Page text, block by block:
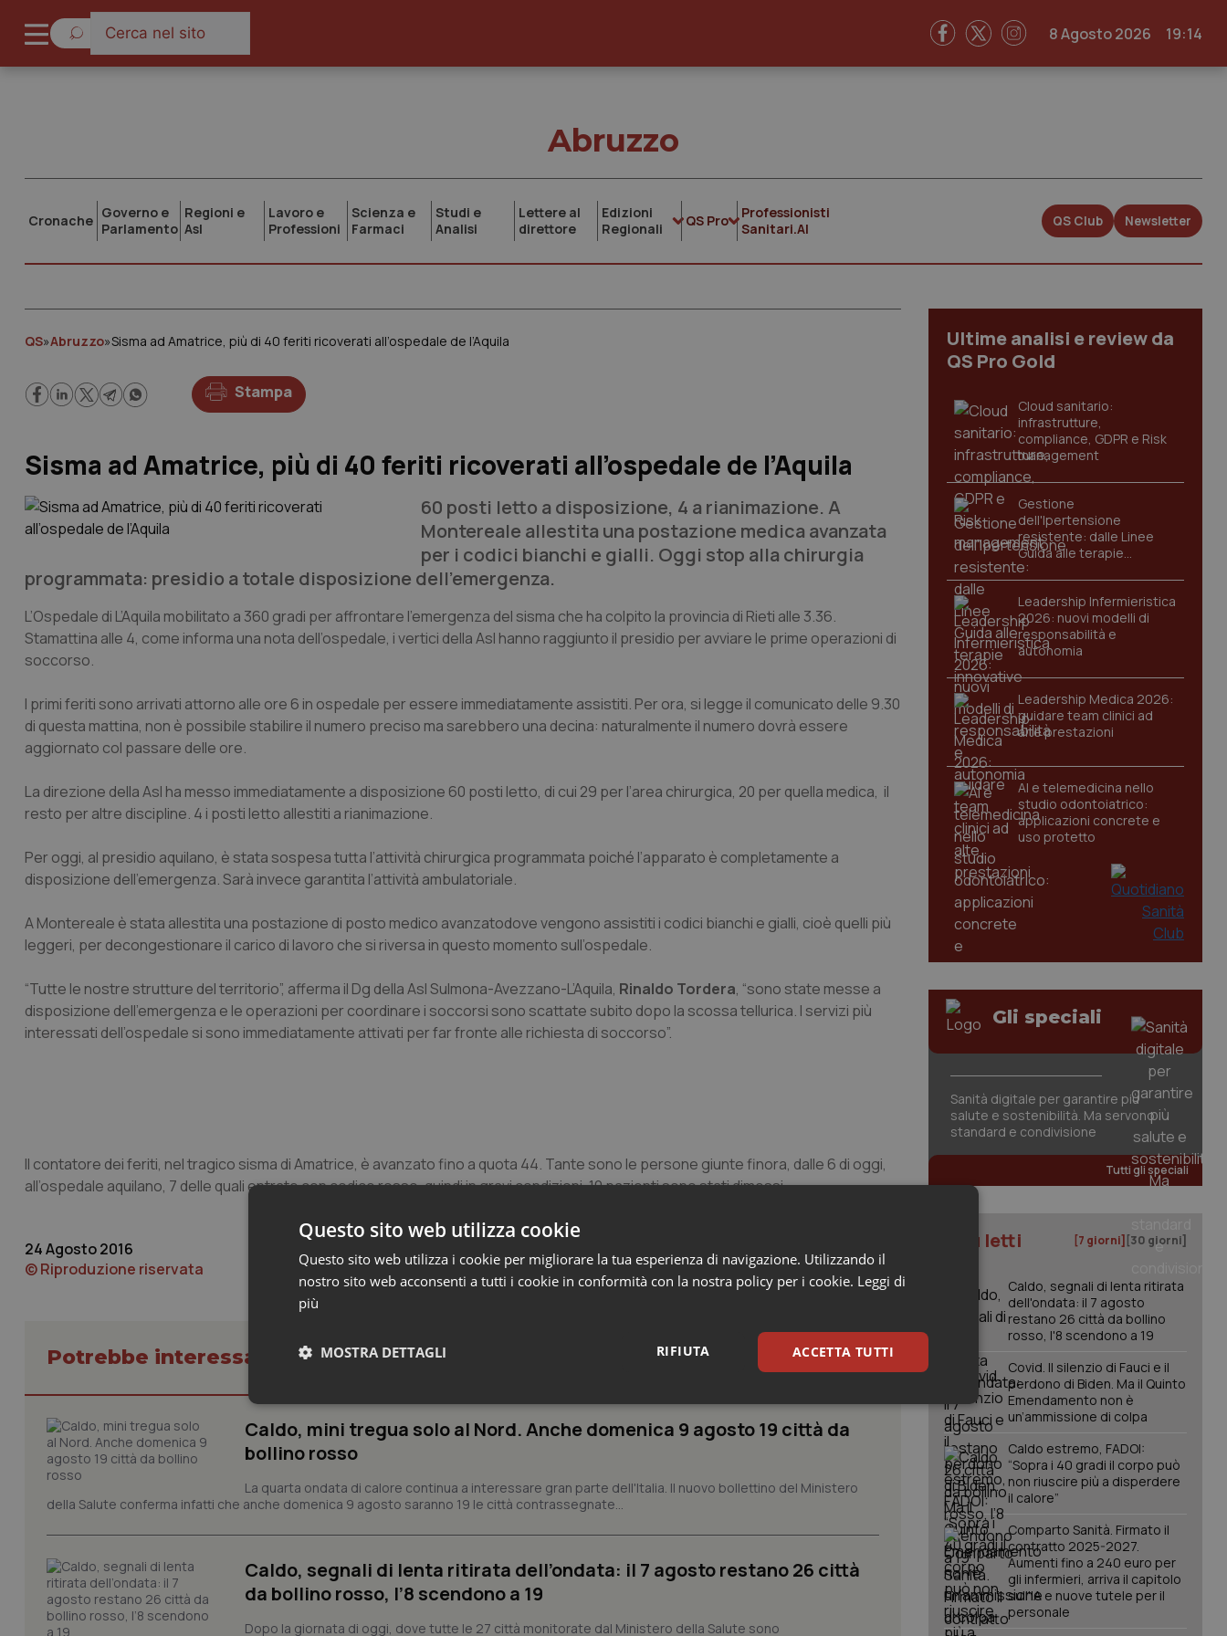
8 Agosto 2026 19:14
Abruzzo
Cronache Governo e
Parlamento
Regioni e
Asl
Lavoro e
Professioni
Scienza e
Farmaci
Studi e
Analisi
Lettere al
direttore
Edizioni
Regionali
QS Pro
Professionisti
Sanitari.AI
QS Club Newsletter
QS»Abruzzo»Sisma ad Amatrice, più di 40 feriti ricoverati all’ospedale de l’Aquila
Stampa
Sisma ad Amatrice, più di 40 feriti ricoverati all’ospedale de l’Aquila
60 posti letto a disposizione, 4 a rianimazione. A
Montereale allestita una postazione medica avanzata
per i codici bianchi e gialli. Oggi stop alla chirurgia
programmata: presidio a totale disposizione dell’emergenza.
L’Ospedale di L’Aquila mobilitato a 360 gradi per affrontare l’emergenza del sisma che ha colpito la provincia di Rieti alle 3.36.
Stamattina alle 4, come informa una nota dell’ospedale, i vertici della Asl hanno raggiunto il presidio per avviare le prime operazioni di
soccorso.
I primi feriti sono arrivati attorno alle ore 6 in ospedale per essere immediatamente assistiti. Per ora, si legge il comunicato delle 9.30
di questa mattina, non è possibile stabilire il numero preciso ma sarebbero una decina: naturalmente il numero dovrà essere
aggiornato col passare delle ore.
La direzione della Asl ha messo immediatamente a disposizione 60 posti letto, di cui 29 per l’area chirurgica, 20 per quella medica, il
resto per altre discipline. 4 i posti letto allestiti a rianimazione.
Per oggi, al presidio aquilano, è stata sospesa tutta l’attività chirurgica programmata poiché l’apparato è completamente a
disposizione dell’emergenza. Sarà invece garantita l’attività ambulatoriale.
A Montereale è stata allestita una postazione di posto medico avanzatodove vengono assistiti i codici bianchi e gialli, cioè quelli più
leggeri, per decongestionare il carico di lavoro che si riversa in questo momento sull’ospedale.
“Tutte le nostre strutture del territorio”, afferma il Dg della Asl Sulmona-Avezzano-L’Aquila, Rinaldo Tordera, “sono state messe a
disposizione dell’emergenza e le operazioni per coordinare i soccorsi sono scattate subito dopo la scossa tellurica. I servizi più
interessati dell’ospedale si sono immediatamente attivati per far fronte alle richiesta di soccorso”.
Il contatore dei feriti, nel tragico sisma di Amatrice, è avanzato fino a quota 44. Tante sono le persone giunte finora, dalle 6 di oggi,
all’ospedale aquilano, 7 delle quali entrate con codice rosso, quindi in gravi condizioni. 10 pazienti sono stati dimessi.
24 Agosto 2016
© Riproduzione riservata
Potrebbe interessarti in Abruzzo
Caldo, mini tregua solo al Nord. Anche domenica 9 agosto 19 città da
bollino rosso
La quarta ondata di calore continua a interessare gran parte dell'Italia. Il nuovo bollettino del Ministero
della Salute conferma infatti che anche domenica 9 agosto saranno 19 le città contrassegnate...
Caldo, segnali di lenta ritirata dell’ondata: il 7 agosto restano 26 città
da bollino rosso, l’8 scendono a 19
Dopo la giornata di oggi, dove tutte le 27 città monitorate dal Ministero della Salute sono
Ultime analisi e review da
QS Pro Gold
Cloud sanitario:
infrastrutture,
compliance, GDPR e Risk
management
Gestione
dell'Ipertensione
resistente: dalle Linee
Guida alle terapie
innovative
Leadership Infermieristica
2026: nuovi modelli di
responsabilità e
autonomia
Leadership Medica 2026:
guidare team clinici ad
alte prestazioni
AI e telemedicina nello
studio odontoiatrico:
applicazioni concrete e
uso protetto
Gli speciali
Sanità digitale per garantire più
salute e sostenibilità. Ma servono
standard e condivisione
Tutti gli speciali
I più letti [7 giorni] [30 giorni]
Caldo, segnali di lenta ritirata
dell'ondata: il 7 agosto
restano 26 città da bollino
rosso, l'8 scendono a 19
Covid. Il silenzio di Fauci e il
perdono di Biden. Ma il Quinto
Emendamento non è
un’ammissione di colpa
Caldo estremo, FADOI:
“Sopra i 40 gradi il corpo può
non riuscire più a disperdere
il calore”
Comparto Sanità. Firmato il
contratto 2025-2027.
Aumenti fino a 240 euro per
gli infermieri, arriva il capitolo
sull'IA e nuove tutele per il
personale
Questo sito web utilizza cookie
Questo sito web utilizza i cookie per migliorare la tua esperienza di navigazione. Utilizzando il
nostro sito web acconsenti a tutti i cookie in conformità con la nostra policy per i cookie. Leggi di
più
ACCETTA TUTTI
RIFIUTA
MOSTRA DETTAGLI
Necessari Statistici Marketing
Necessari Statistici Marketing
I cookie necessari contribuiscono a rendere fruibile il sito web abilitandone funzionalità di base quali la navigazione sulle pagine
e l'accesso alle aree protette del sito. Il sito web non è in grado di funzionare correttamente senza questi cookie.